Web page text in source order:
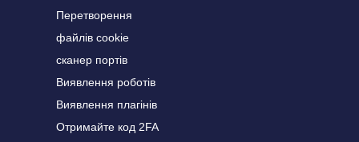
Перетворення
файлів cookie
сканер портів
Виявлення роботів
Виявлення плагінів
Отримайте код 2FA